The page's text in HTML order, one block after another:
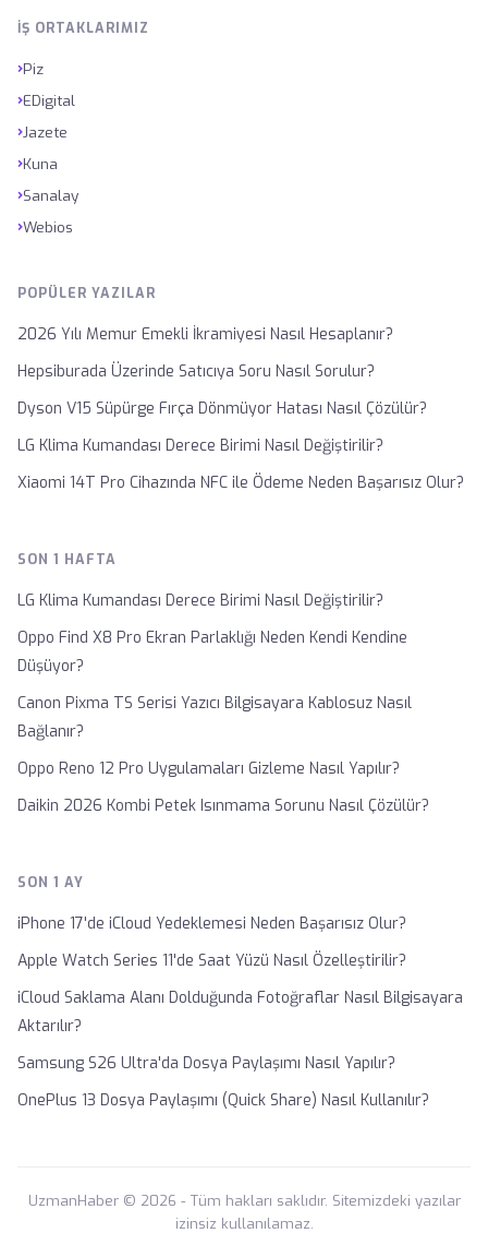
İŞ ORTAKLARIMIZ
›Piz
›EDigital
›Jazete
›Kuna
›Sanalay
›Webios
POPÜLER YAZILAR
2026 Yılı Memur Emekli İkramiyesi Nasıl Hesaplanır?
Hepsiburada Üzerinde Satıcıya Soru Nasıl Sorulur?
Dyson V15 Süpürge Fırça Dönmüyor Hatası Nasıl Çözülür?
LG Klima Kumandası Derece Birimi Nasıl Değiştirilir?
Xiaomi 14T Pro Cihazında NFC ile Ödeme Neden Başarısız Olur?
SON 1 HAFTA
LG Klima Kumandası Derece Birimi Nasıl Değiştirilir?
Oppo Find X8 Pro Ekran Parlaklığı Neden Kendi Kendine
Düşüyor?
Canon Pixma TS Serisi Yazıcı Bilgisayara Kablosuz Nasıl
Bağlanır?
Oppo Reno 12 Pro Uygulamaları Gizleme Nasıl Yapılır?
Daikin 2026 Kombi Petek Isınmama Sorunu Nasıl Çözülür?
SON 1 AY
iPhone 17'de iCloud Yedeklemesi Neden Başarısız Olur?
Apple Watch Series 11'de Saat Yüzü Nasıl Özelleştirilir?
iCloud Saklama Alanı Dolduğunda Fotoğraflar Nasıl Bilgisayara
Aktarılır?
Samsung S26 Ultra'da Dosya Paylaşımı Nasıl Yapılır?
OnePlus 13 Dosya Paylaşımı (Quick Share) Nasıl Kullanılır?
UzmanHaber © 2026 - Tüm hakları saklıdır. Sitemizdeki yazılar
izinsiz kullanılamaz.